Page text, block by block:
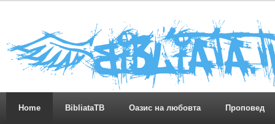
Home BibliataTB Оазис на любовта Проповед